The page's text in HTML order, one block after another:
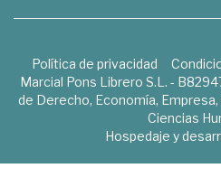
Política de privacidad
Marcial Pons Librero S.L. -
de Derecho, Economía,
Ciencias
Hospedaje y